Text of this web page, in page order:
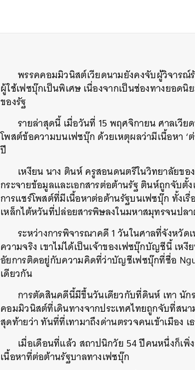
พรรคคอมมิวนิสต์เวียดนามยังคงจับผู้วิจารณ์
ผู้ใช้เฟซบุ๊กเป็นพิเศษ เนื่องจากเป็นช่องทางยอด
ของรัฐ
รายล่าสุดนี้ เมื่อวันที่ 15 พฤศจิกายน ศาลเวี
โพสต์ข้อความบนเฟซบุ๊ก ด้วยเหตุผลว่ามีเนื้อหา
ปี
เหงียน นาง ตินห์ ครูสอนดนตรีในวิทยาลัยข
กระจายข้อมูลและเอกสารต่อต้านรัฐ ตินห์ถูกจับ
การแชร์โพสต์ที่มีเนื้อหาต่อต้านรัฐบนเฟซบุ๊ก ทั้งเ
เหล็กไต้หวันที่ปล่อยสารพิษลงในมหาสมุทรจนปล
ระหว่างการพิจารณาคดี 1 วันในศาลที่จังหวั
ความจริง เขาไม่ได้เป็นเจ้าของเฟซบุ๊กบัญชีนี้ เ
อัยการติดอยู่กับความคิดที่ว่าบัญชีเฟซบุ๊กที่ชื่อ
เดียวกัน
การตัดสินคดีนี้มีขึ้นวันเดียวกับที่ดินห์ เทา นั
คอมมิวนิสต์ที่เดินทางจากประเทศไทยถูกจับที่สน
สุดท้ายว่า ทันที่ที่เทามาถึงด่านตรวจคนเข้าเมือง
เมื่อเดือนที่แล้ว สถาปนิกวัย 54 ปีคนหนึ่งก็เพิ่
เนื้อหาที่ต่อต้านรัฐบาลทางเฟซบุ๊ก